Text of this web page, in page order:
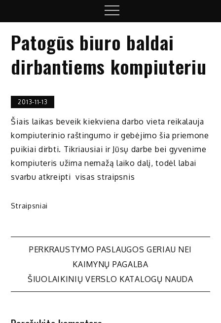
Menu
Patogūs biuro baldai
dirbantiems kompiuteriu
2013-11-13
Šiais laikas beveik kiekviena darbo vieta reikalauja
kompiuterinio raštingumo ir gebėjimo šia priemone
puikiai dirbti. Tikriausiai ir Jūsų darbe bei gyvenime
kompiuteris užima nemažą laiko dalį, todėl labai
svarbu atkreipti visas straipsnis
Straipsniai
Navigacija
tarp
PERKRAUSTYMO PASLAUGOS GERIAU NEI
KAIMYNŲ PAGALBA
ŠIUOLAIKINIŲ VERSLO KATALOGŲ NAUDA